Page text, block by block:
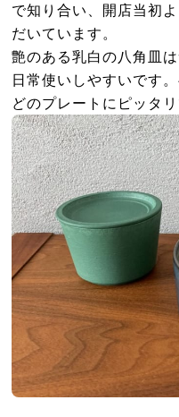
で知り合い、開店当初
だいています。
艶のある乳白の八角皿
日常使いしやすいです
どのプレートにピッタ